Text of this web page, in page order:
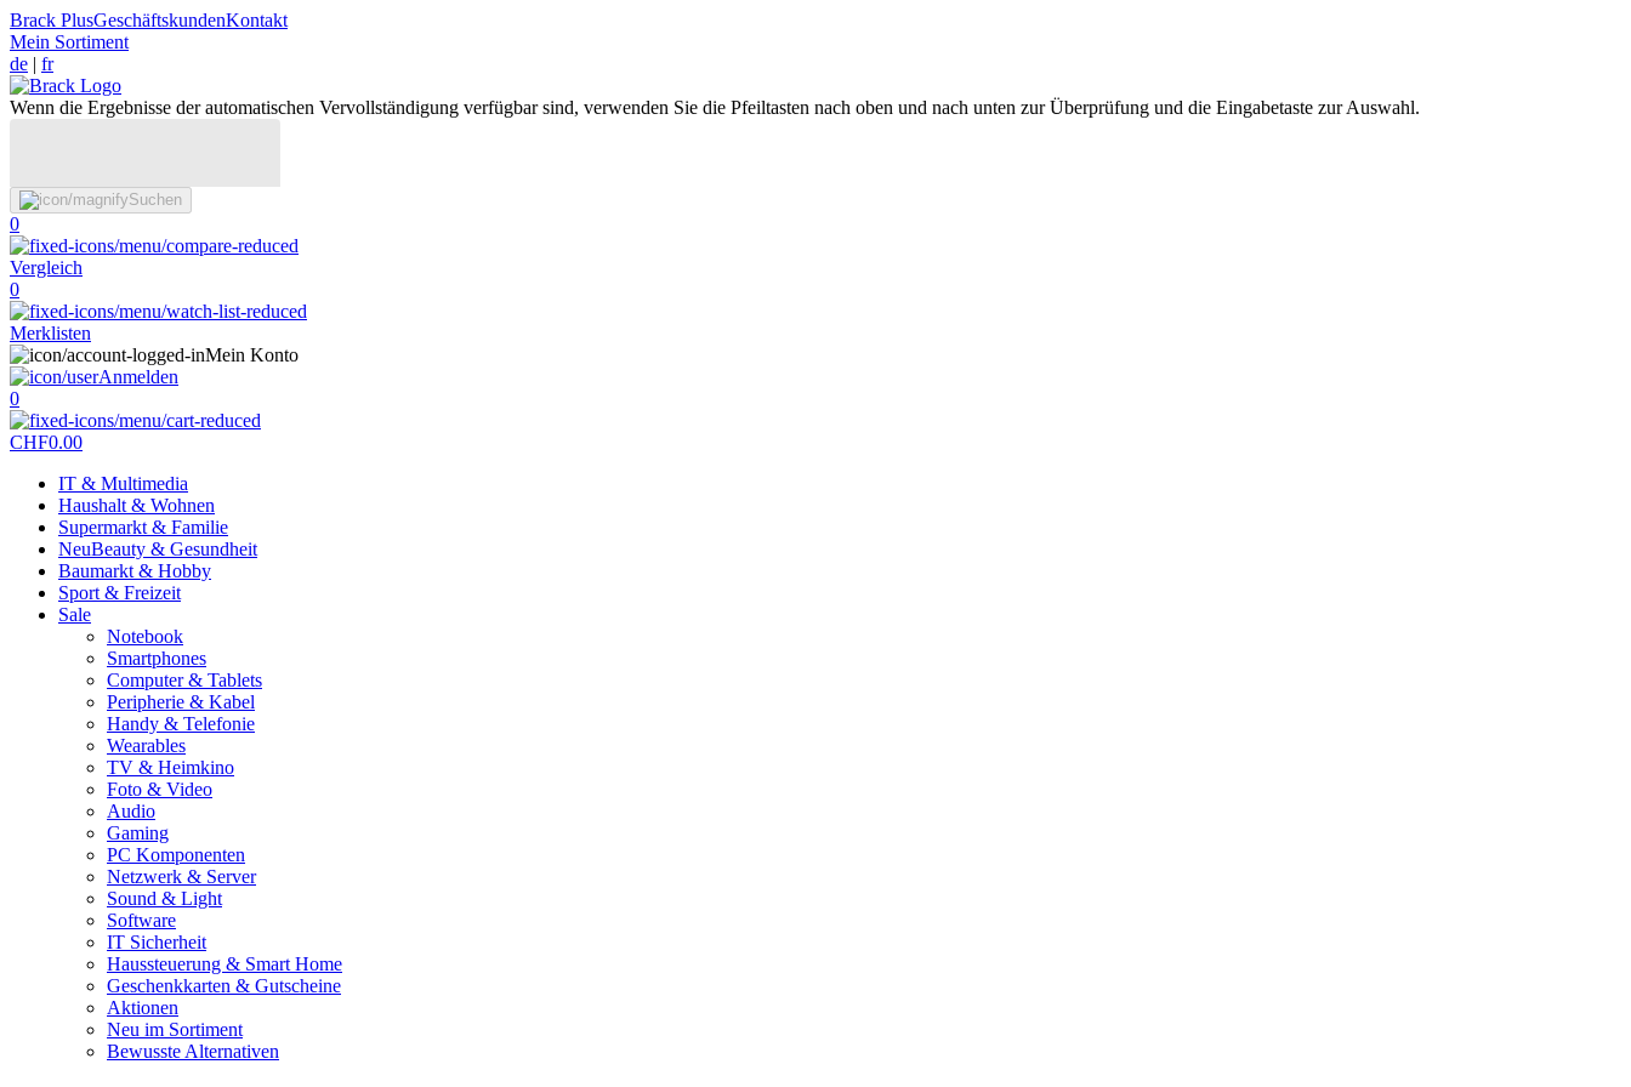
Brack PlusGeschäftskundenKontakt
Mein Sortiment
de | fr
Wenn die Ergebnisse der automatischen Vervollständigung verfügbar sind, verwenden Sie die Pfeiltasten nach oben und nach unten zur Überprüfung und die Eingabetaste zur Auswahl.
Suchen
0
Vergleich
0
Merklisten
Mein Konto
Anmelden
0
CHF0.00
IT & Multimedia
Haushalt & Wohnen
Supermarkt & Familie
NeuBeauty & Gesundheit
Baumarkt & Hobby
Sport & Freizeit
Sale
Notebook
Smartphones
Computer & Tablets
Peripherie & Kabel
Handy & Telefonie
Wearables
TV & Heimkino
Foto & Video
Audio
Gaming
PC Komponenten
Netzwerk & Server
Sound & Light
Software
IT Sicherheit
Haussteuerung & Smart Home
Geschenkkarten & Gutscheine
Aktionen
Neu im Sortiment
Bewusste Alternativen